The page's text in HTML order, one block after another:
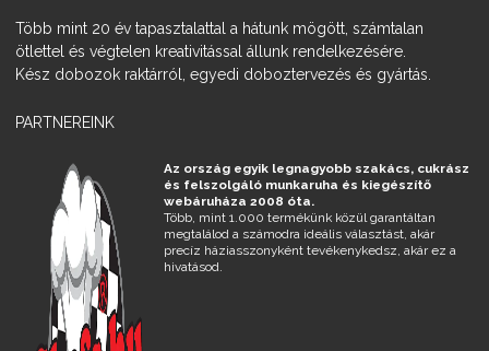
Több mint 20 év tapasztalattal a hátunk mögött, számtalan
ötlettel és végtelen kreativitással állunk rendelkezésére.
Kész dobozok raktárról, egyedi doboztervezés és gyártás.
PARTNEREINK
Az ország egyik legnagyobb szakács, cukrász
és felszolgáló munkaruha és kiegészítő
webáruháza 2008 óta.
Több, mint 1.000 termékünk közül garantáltan
megtalálod a számodra ideális választást, akár
precíz háziasszonyként tevékenykedsz, akár ez a
hivatásod.